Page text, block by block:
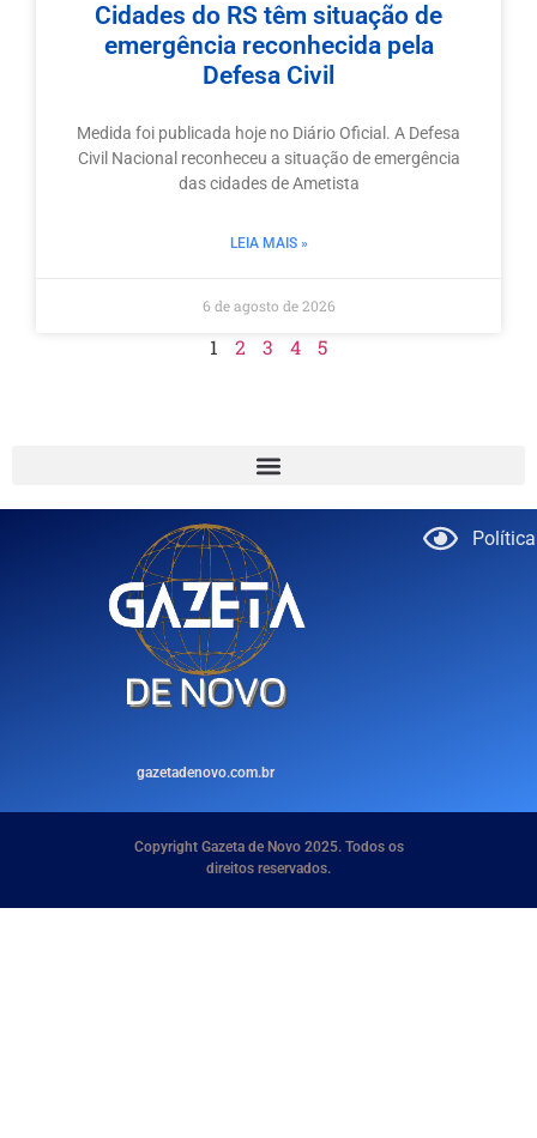
Cidades do RS têm situação de
emergência reconhecida pela
Defesa Civil
Medida foi publicada hoje no Diário Oficial. A Defesa
Civil Nacional reconheceu a situação de emergência
das cidades de Ametista
LEIA MAIS »
6 de agosto de 2026
1 2 3 4 5
gazetadenovo.com.br
Copyright Gazeta de Novo 2025. Todos os
direitos reservados.